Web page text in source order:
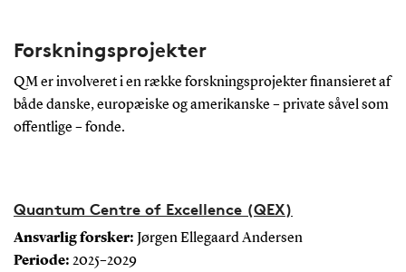
Forskningsprojekter
QM er involveret i en række forskningsprojekter finansieret af
både danske, europæiske og amerikanske – private såvel som
offentlige – fonde.
Quantum Centre of Excellence (QEX)
Ansvarlig forsker: Jørgen Ellegaard Andersen
Periode: 2025–2029